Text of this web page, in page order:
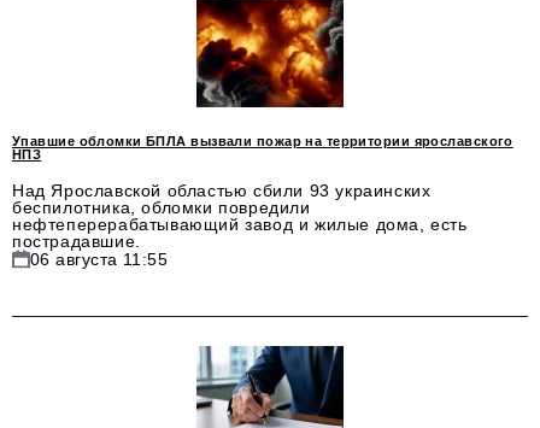
podpiska@business-magazine.online
Отдел по работе с партнерами
partner@business-magazine.online
Упавшие обломки БПЛА вызвали пожар на территории ярославского
НПЗ
Над Ярославской областью сбили 93 украинских
беспилотника, обломки повредили
нефтеперерабатывающий завод и жилые дома, есть
пострадавшие.
06 августа 11:55